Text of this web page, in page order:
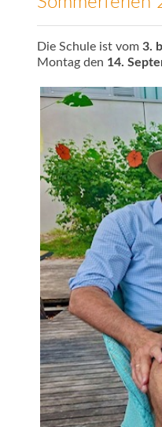
Die Schule ist vom 3.
Montag den 14.